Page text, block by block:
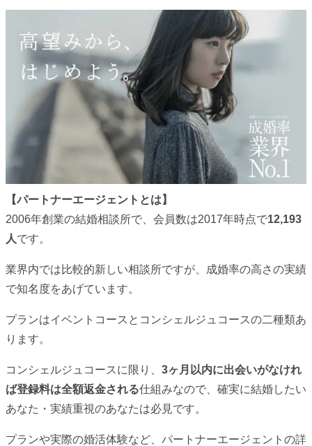
【パートナーエージェントとは】
2006年創業の結婚相談所で、会員数は2017年時点で12,193
人です。
業界内では比較的新しい相談所ですが、成婚率の高さの実績
で知名度をあげています。
プランはイベントコースとコンシェルジュコースの二種類あ
ります。
コンシェルジュコースに限り、 3ヶ月以内に出会いがなけれ
ば登録料は全額返金される仕組みなので、確実に結婚したい
あなた・実績重視のあなたは必見です。
プランや実際の婚活体験など、パートナーエージェントの詳